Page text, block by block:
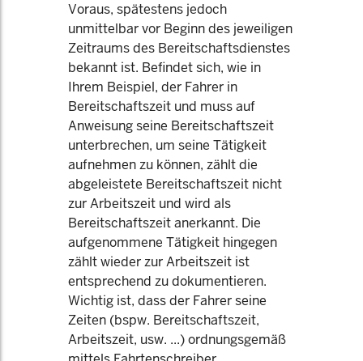
Voraus, spätestens jedoch
unmittelbar vor Beginn des jeweiligen
Zeitraums des Bereitschaftsdienstes
bekannt ist. Befindet sich, wie in
Ihrem Beispiel, der Fahrer in
Bereitschaftszeit und muss auf
Anweisung seine Bereitschaftszeit
unterbrechen, um seine Tätigkeit
aufnehmen zu können, zählt die
abgeleistete Bereitschaftszeit nicht
zur Arbeitszeit und wird als
Bereitschaftszeit anerkannt. Die
aufgenommene Tätigkeit hingegen
zählt wieder zur Arbeitszeit ist
entsprechend zu dokumentieren.
Wichtig ist, dass der Fahrer seine
Zeiten (bspw. Bereitschaftszeit,
Arbeitszeit, usw. ...) ordnungsgemäß